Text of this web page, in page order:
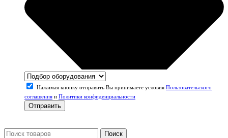
Нажимая кнопку отправить Вы принимаете условия Пользовательского
соглашения и Политики конфиденциальности
Отправить
Поиск